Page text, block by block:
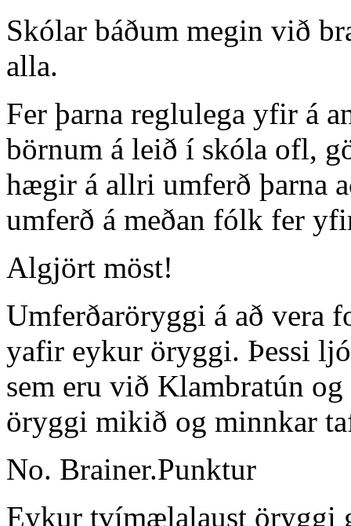
Skólar báðum megin við
alla.
Fer þarna reglulega yfir á
börnum á leið í skóla ofl,
hægir á allri umferð þarna
umferð á meðan fólk fer
Algjört möst!
Umferðaröryggi á að vera
yafir eykur öryggi. Þessi
sem eru við Klambratún
öryggi mikið og minnkar
No. Brainer.Punktur
Eykur tvímælalaust öryggi